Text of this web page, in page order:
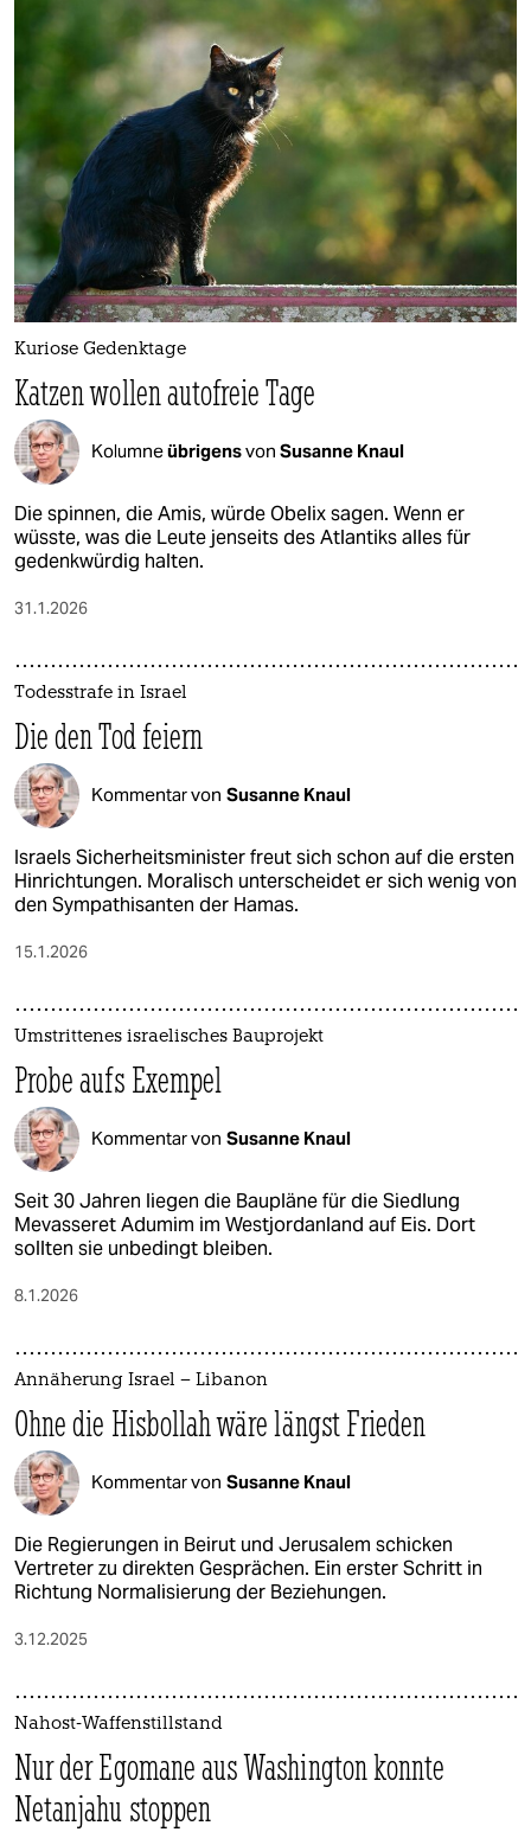
Kuriose Gedenktage
Katzen wollen autofreie Tage
Kolumneübrigensvon Susanne Knaul
Die spinnen, die Amis, würde Obelix sagen. Wenn er
wüsste, was die Leute jenseits des Atlantiks alles für
gedenkwürdig halten.
31.1.2026
Todesstrafe in Israel
Die den Tod feiern
Kommentar von Susanne Knaul
Israels Sicherheitsminister freut sich schon auf die ersten
Hinrichtungen. Moralisch unterscheidet er sich wenig von
den Sympathisanten der Hamas.
15.1.2026
Umstrittenes israelisches Bauprojekt
Probe aufs Exempel
Kommentar von Susanne Knaul
Seit 30 Jahren liegen die Baupläne für die Siedlung
Mevasseret Adumim im Westjordanland auf Eis. Dort
sollten sie unbedingt bleiben.
8.1.2026
Annäherung Israel – Libanon
Ohne die Hisbollah wäre längst Frieden
Kommentar von Susanne Knaul
Die Regierungen in Beirut und Jerusalem schicken
Vertreter zu direkten Gesprächen. Ein erster Schritt in
Richtung Normalisierung der Beziehungen.
3.12.2025
Nahost-Waffenstillstand
Nur der Egomane aus Washington konnte
Netanjahu stoppen